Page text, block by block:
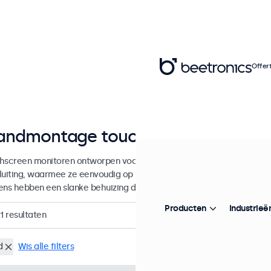
touchscreens van 7
monitoren ontworpen voor wandmontage. Deze
waarmee ze eenvoudig op universele VESA-muurbeugels
hebben een slanke behuizing die zorgt voor een strakke en
resultaten
Wis alle filters
Producten